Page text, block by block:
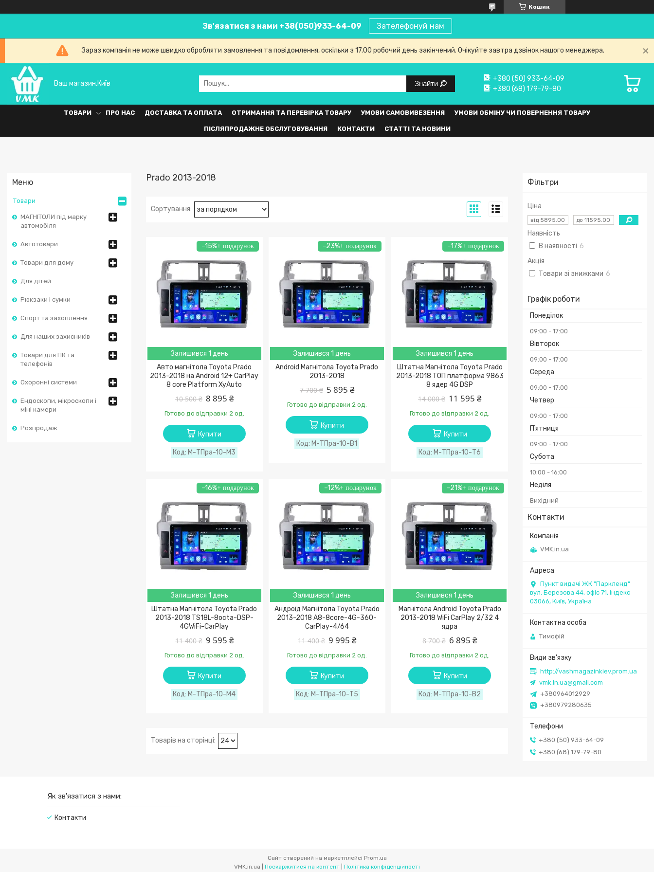
Кошик
Зв'язатися з нами +38(050)933-64-09 Зателефонуй нам
Зараз компанія не може швидко обробляти замовлення та повідомлення, оскільки з 17.00 робочий день закінчений. Очікуйте завтра дзвінок нашого менеджера.
Ваш магазин.Київ Знайти
+380 (50) 933-64-09
+380 (68) 179-79-80
ТОВАРИ ПРО НАС ДОСТАВКА ТА ОПЛАТА ОТРИМАННЯ ТА ПЕРЕВІРКА ТОВАРУ УМОВИ САМОВИВЕЗЕННЯ УМОВИ ОБМІНУ ЧИ ПОВЕРНЕННЯ ТОВАРУ
ПІСЛЯПРОДАЖНЕ ОБСЛУГОВУВАННЯ КОНТАКТИ СТАТТІ ТА НОВИНИ
Товари
МАГНІТОЛИ під марку
автомобіля
Автотовари
Товари для дому
Для дітей
Рюкзаки і сумки
Спорт та захоплення
Для наших захисників
Товари для ПК та
телефонів
Охоронні системи
Ендоскопи, мікроскопи і
міні камери
Розпродаж
Фільтри
Ціна
Наявність
В наявності 6
Акція
Товари зі знижками 6
Графік роботи
Понеділок
09:00 17:00
Вівторок
09:00 17:00
Середа
09:00 17:00
Четвер
09:00 17:00
Пʼятниця
09:00 17:00
Субота
10:00 16:00
Неділя
Вихідний
Контакти
VMK.in.ua
Пункт видачі ЖК "Паркленд"
вул. Березова 44, офіс 71, індекс
03066, Київ, Україна
Тимофій
http://vashmagazinkiev.prom.ua
vmk.in.ua@gmail.com
+380964012929
+380979280635
+380 (50) 933-64-09
+380 (68) 179-79-80
Prado 2013-2018
–15%
Залишився 1 день
Авто магнітола Toyota Prado
2013-2018 на Android 12+ CarPlay
8 core Platform XyAuto
10 500 ₴ 8 895 ₴
Готово до відправки 2 од.
Купити
М-ТПра-10-М3
–23%
Залишився 1 день
Android Магнітола Toyota Prado
2013-2018
7 700 ₴ 5 895 ₴
Готово до відправки 2 од.
Купити
М-ТПра-10-В1
–17%
Залишився 1 день
Штатна Магнітола Toyota Prado
2013-2018 ТОП платформа 9863
8 ядер 4G DSP
14 000 ₴ 11 595 ₴
Готово до відправки 2 од.
Купити
М-ТПра-10-Т6
–16%
Залишився 1 день
Штатна Магнітола Toyota Prado
2013-2018 TS18L-8octa-DSP-
4GWiFi-CarPlay
11 400 ₴ 9 595 ₴
Готово до відправки 2 од.
Купити
М-ТПра-10-М4
–12%
Залишився 1 день
Андроїд Магнітола Toyota Prado
2013-2018 A8-8core-4G-360-
CarPlay-4/64
11 400 ₴ 9 995 ₴
Готово до відправки 2 од.
Купити
М-ТПра-10-Т5
–21%
Залишився 1 день
Магнітола Android Toyota Prado
2013-2018 WiFi CarPlay 2/32 4
ядра
8 700 ₴ 6 895 ₴
Готово до відправки 2 од.
Купити
М-ТПра-10-В2
Як зв'язатися з нами:
Контакти
Сайт створений на маркетплейсі Prom.ua
Поскаржитися на контент Політика конфіденційності